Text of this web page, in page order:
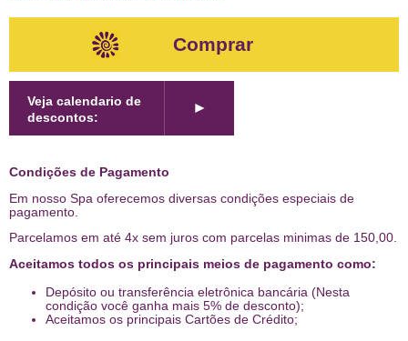
Comprar
Veja calendario de
descontos:
►
Condições de Pagamento
Em nosso Spa oferecemos diversas condições especiais de
pagamento.
Parcelamos em até 4x sem juros com parcelas minimas de 150,00.
Aceitamos todos os principais meios de pagamento como:
Depósito ou transferência eletrônica bancária (Nesta
condição você ganha mais 5% de desconto);
Aceitamos os principais Cartões de Crédito;